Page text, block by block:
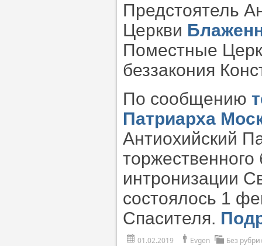
Предстоятель
Церкви
Поместные
беззакония
По сообщению
Патриарха
Антиохийский
интронизации
состоялось 1
Спасителя.
01.02.2019 Evgen Без